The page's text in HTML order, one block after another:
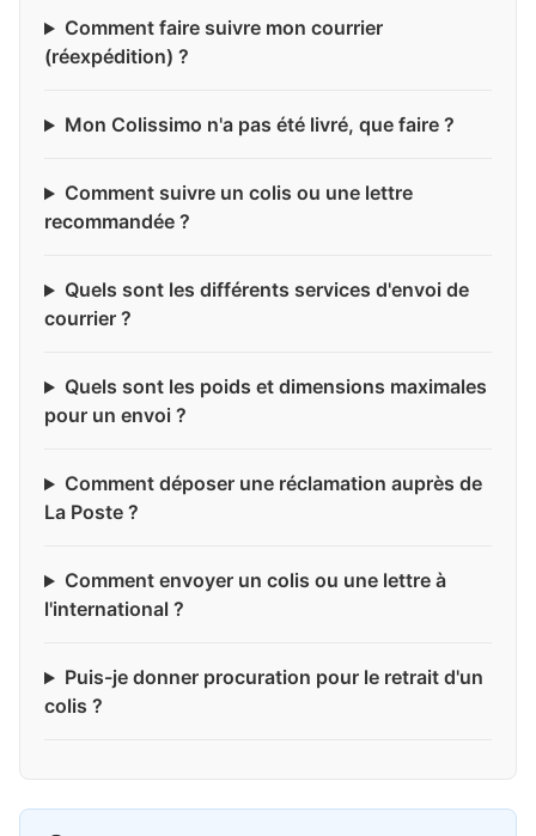
Comment faire suivre mon courrier
(réexpédition) ?
Mon Colissimo n'a pas été livré, que faire ?
Comment suivre un colis ou une lettre
recommandée ?
Quels sont les différents services d'envoi de
courrier ?
Quels sont les poids et dimensions maximales
pour un envoi ?
Comment déposer une réclamation auprès de
La Poste ?
Comment envoyer un colis ou une lettre à
l'international ?
Puis-je donner procuration pour le retrait d'un
colis ?